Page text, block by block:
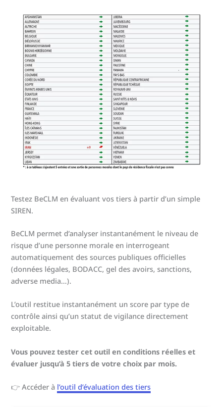
Testez BeCLM en évaluant vos tiers à partir d’un simple
SIREN.
BeCLM permet d’analyser instantanément le niveau de
risque d’une personne morale en interrogeant
automatiquement des sources publiques officielles
(données légales, BODACC, gel des avoirs, sanctions,
adverse media…).
L’outil restitue instantanément un score par type de
contrôle ainsi qu’un statut de vigilance directement
exploitable.
Vous pouvez tester cet outil en conditions réelles et
évaluer jusqu’à 5 tiers de votre choix par mois.
👉 Accéder à l’outil d’évaluation des tiers